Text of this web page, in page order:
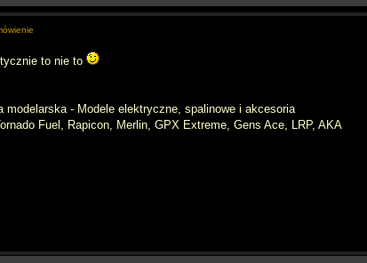
to nie to
modelarska - Modele elektryczne, spalinowe i akcesoria
Fuel, Rapicon, Merlin, GPX Extreme, Gens Ace, LRP, AKA